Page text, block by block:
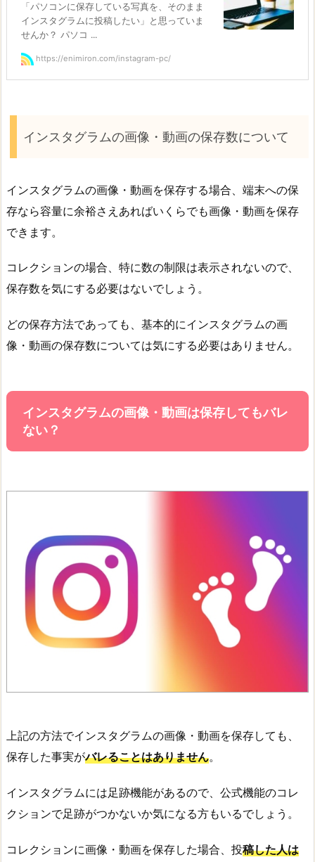
「パソコンに保存している写真を、そのまま
インスタグラムに投稿したい」と思っていま
せんか？ パソコ ...
https://enimiron.com/instagram-pc/
インスタグラムの画像・動画の保存数について
インスタグラムの画像・動画を保存する場合、端末への保
存なら容量に余裕さえあればいくらでも画像・動画を保存
できます。
コレクションの場合、特に数の制限は表示されないので、
保存数を気にする必要はないでしょう。
どの保存方法であっても、基本的にインスタグラムの画
像・動画の保存数については気にする必要はありません。
インスタグラムの画像・動画は保存してもバレ
ない？
上記の方法でインスタグラムの画像・動画を保存しても、
保存した事実がバレることはありません。
インスタグラムには足跡機能があるので、公式機能のコレ
クションで足跡がつかないか気になる方もいるでしょう。
コレクションに画像・動画を保存した場合、投稿した人は